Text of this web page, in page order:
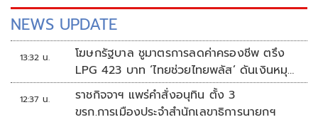
NEWS UPDATE
13:32 น.
โฆษกรัฐบาล ชูมาตรการลดค่าครองชีพ ตรึง
LPG 423 บาท ‘ไทยช่วยไทยพลัส’ ดันเงินหมุน
แสนล้าน
12:37 น.
ราชกิจจาฯ แพร่คำสั่งอนุทิน ตั้ง 3
ขรก.การเมืองประจำสำนักเลขาธิการนายกฯ